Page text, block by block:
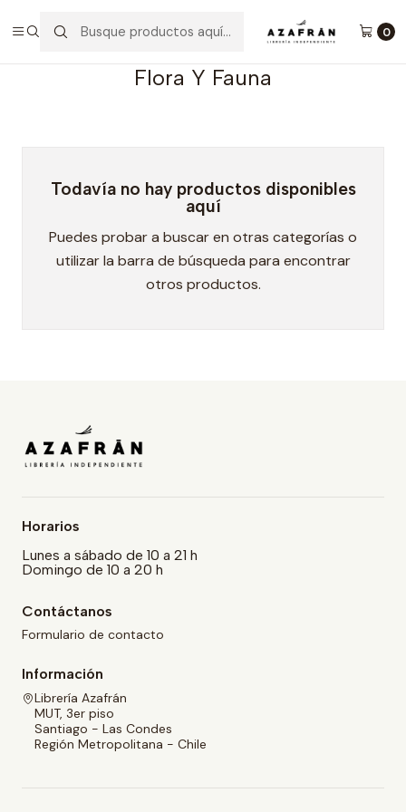
0
Flora Y Fauna
Flora Y Fauna
Todavía no hay productos disponibles
aquí
Puedes probar a buscar en otras categorías o
utilizar la barra de búsqueda para encontrar
otros productos.
Horarios
Lunes a sábado de 10 a 21 h
Domingo de 10 a 20 h
Contáctanos
Formulario de contacto
Información
Librería Azafrán
MUT, 3er piso
Santiago - Las Condes
Región Metropolitana - Chile